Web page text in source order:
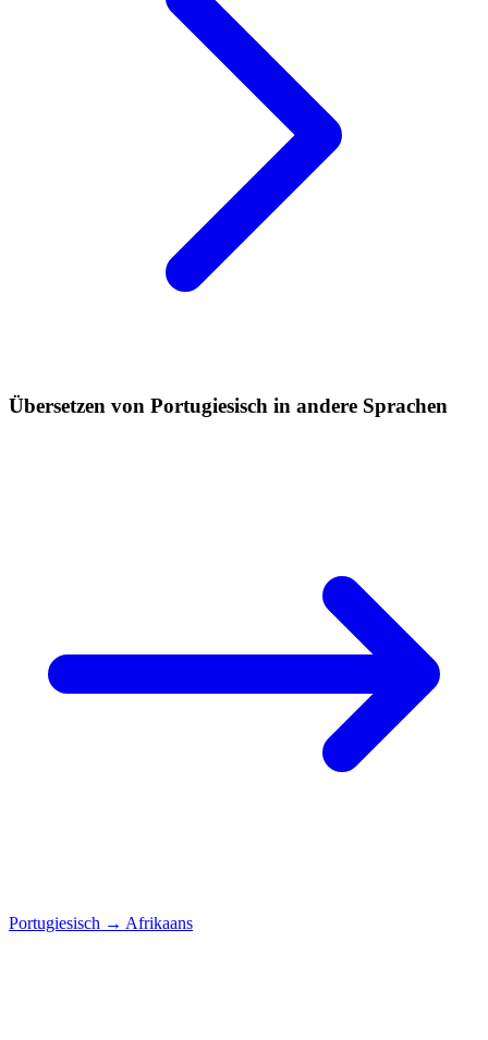
Übersetzen von Portugiesisch in andere Sprachen
Portugiesisch → Afrikaans